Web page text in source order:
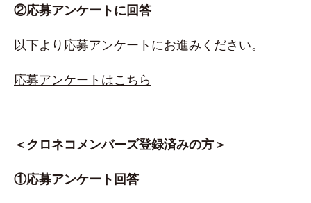
②応募アンケートに回答
以下より応募アンケートにお進みください。
応募アンケートはこちら
＜クロネコメンバーズ登録済みの方＞
①応募アンケート回答